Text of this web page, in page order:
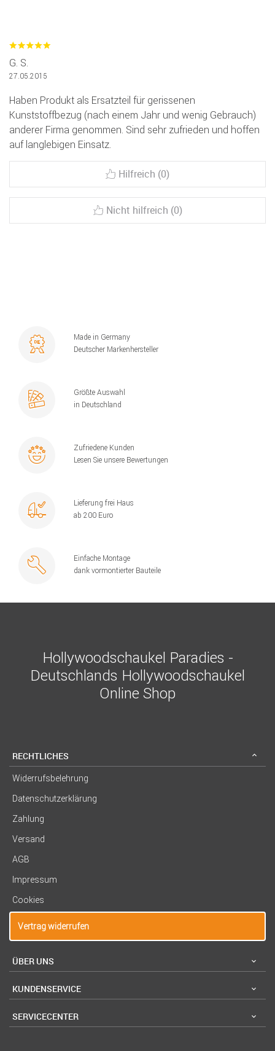
G. S.
27.05.2015
Haben Produkt als Ersatzteil für gerissenen
Kunststoffbezug (nach einem Jahr und wenig Gebrauch)
anderer Firma genommen. Sind sehr zufrieden und hoffen
auf langlebigen Einsatz.
Hilfreich (0)
Nicht hilfreich (0)
Made in Germany
Deutscher Markenhersteller
Größte Auswahl
in Deutschland
Zufriedene Kunden
Lesen Sie unsere Bewertungen
Lieferung frei Haus
ab 200 Euro
Einfache Montage
dank vormontierter Bauteile
Hollywoodschaukel Paradies -
Deutschlands Hollywoodschaukel
Online Shop
RECHTLICHES
Widerrufsbelehrung
Datenschutzerklärung
Zahlung
Versand
AGB
Impressum
Cookies
Vertrag widerrufen
ÜBER UNS
KUNDENSERVICE
SERVICECENTER